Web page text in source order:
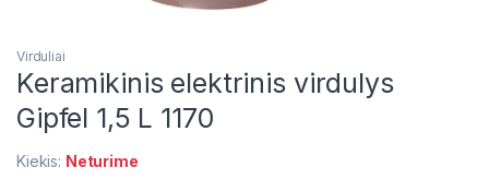
Virduliai
Keramikinis elektrinis virdulys
Gipfel 1,5 L 1170
Kiekis: Neturime